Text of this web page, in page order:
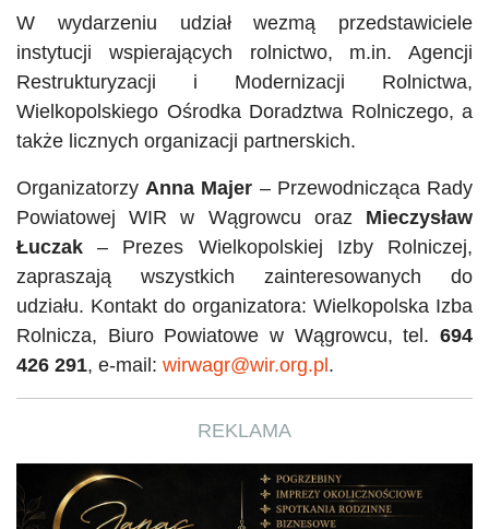
W wydarzeniu udział wezmą przedstawiciele
instytucji wspierających rolnictwo, m.in. Agencji
Restrukturyzacji i Modernizacji Rolnictwa,
Wielkopolskiego Ośrodka Doradztwa Rolniczego, a
także licznych organizacji partnerskich.
OrganizatorzyAnna Majer – Przewodnicząca Rady
Powiatowej WIR w Wągrowcu oraz Mieczysław
Łuczak – Prezes Wielkopolskiej Izby Rolniczej,
zapraszają wszystkich zainteresowanych do
udziału. Kontakt do organizatora: Wielkopolska Izba
Rolnicza, Biuro Powiatowe w Wągrowcu, tel. 694
426 291, e-mail: wirwagr@wir.org.pl .
REKLAMA